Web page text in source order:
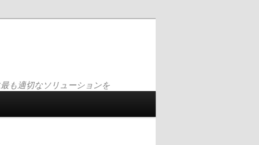
も適切なソリューションを